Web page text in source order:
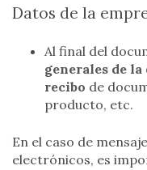
Datos de la
Al final del
generales de la
recibo de
producto, etc.
En el caso de
electrónicos, es